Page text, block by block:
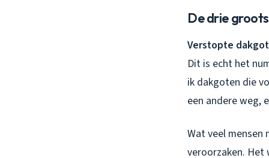
De drie
Verstopte
Dit is echt het
ik dakgoten die
een andere weg,
Wat veel
veroorzaken. Het